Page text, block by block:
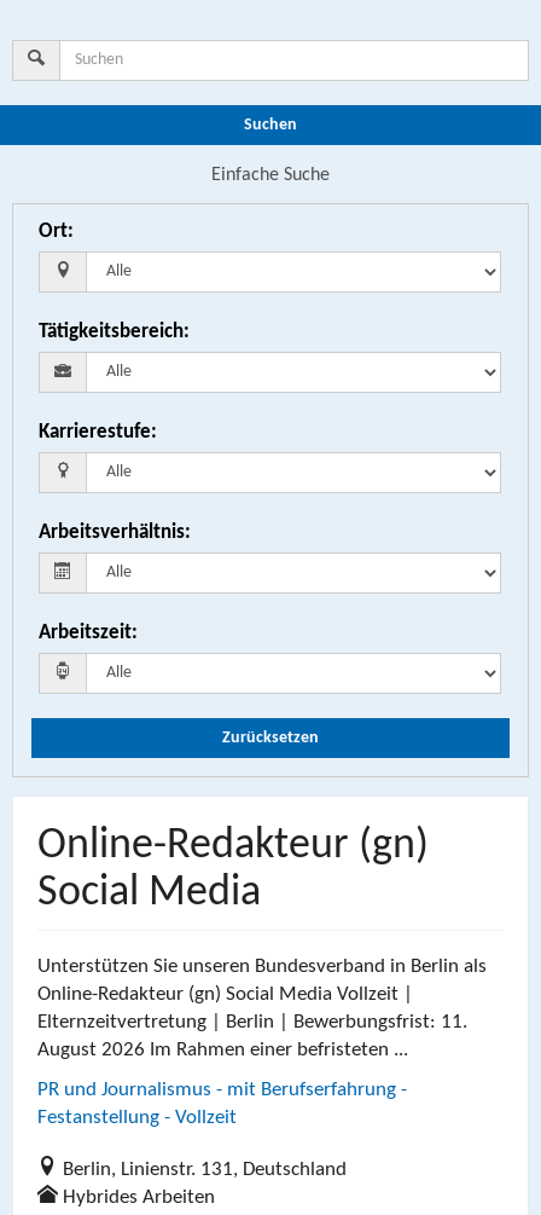
Suchen
Einfache Suche
Ort:
Tätigkeitsbereich:
Karrierestufe:
Arbeitsverhältnis:
Arbeitszeit:
Zurücksetzen
Online-Redakteur (gn)
Social Media
Unterstützen Sie unseren Bundesverband in Berlin als
Online-Redakteur (gn) Social Media Vollzeit |
Elternzeitvertretung | Berlin | Bewerbungsfrist: 11.
August 2026 Im Rahmen einer befristeten ...
PR und Journalismus - mit Berufserfahrung -
Festanstellung - Vollzeit
Berlin, Linienstr. 131, Deutschland
Hybrides Arbeiten